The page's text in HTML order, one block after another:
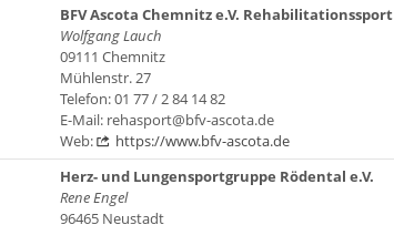
BFV Ascota Chemnitz e.V. Rehabilitationssport
Wolfgang Lauch
09111 Chemnitz
Mühlenstr. 27
Telefon: 01 77 / 2 84 14 82
E-Mail: rehasport@bfv-ascota.de
Web:
https://www.bfv-ascota.de
Herz- und Lungensportgruppe Rödental e.V.
Rene Engel
96465 Neustadt